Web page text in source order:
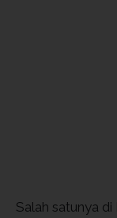
Salah satunya